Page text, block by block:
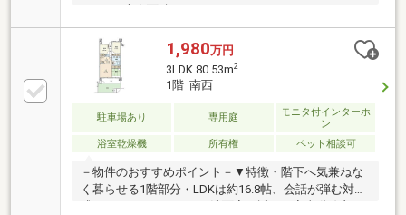
です。■専有面積91.04㎡のゆとりある3LDK。LDKは20
畳以上の大空間で、ご家族が自然と集まる対面式キッ
チンを採用。全居室6畳以上の広さを確保していま
す。■ウォークインクローゼットやキッチンパントリ
ーなど、すっきり暮らせる収納スペースが充実！■敷
地内には月額2500円で利用できる平面駐車場があり、
お車の出し入れもスムーズです。■大切なペットと一
緒に暮らせます（相談）。小学校も徒歩10分以内で、
子育て環境にも恵まれた閑静な住宅地です。ぜひお気
軽にお問い合わせください。
1,980万円
3LDK 80.53m2
1階 南西
駐車場あり 専用庭
モニタ付インターホ
ン
浴室乾燥機
所有権 ペット相談可
－物件のおすすめポイント－▼特徴・階下へ気兼ねな
く暮らせる1階部分・LDKは約16.8帖、会話が弾む対面
式キッチン・キッチンと洗面室が近く、家事動線良